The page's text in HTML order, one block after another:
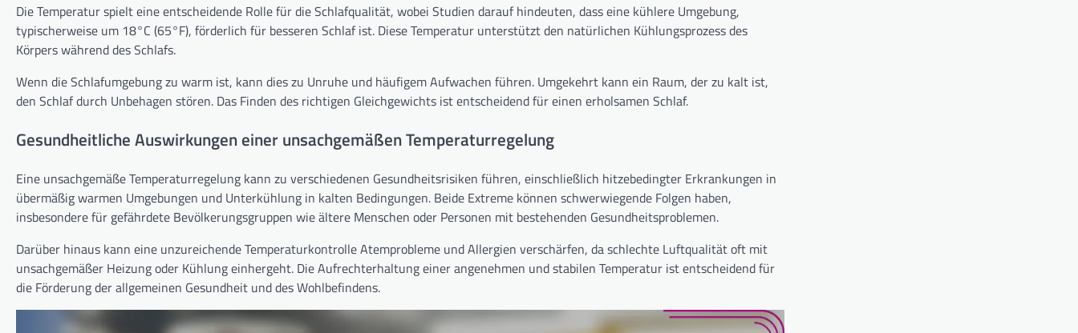
Die Temperatur spielt eine entscheidende Rolle für die Schlafqualität, wobei Studien darauf hindeuten, dass eine kühlere Umgebung,
typischerweise um 18°C (65°F), förderlich für besseren Schlaf ist. Diese Temperatur unterstützt den natürlichen Kühlungsprozess des
Körpers während des Schlafs.
Wenn die Schlafumgebung zu warm ist, kann dies zu Unruhe und häufigem Aufwachen führen. Umgekehrt kann ein Raum, der zu kalt ist,
den Schlaf durch Unbehagen stören. Das Finden des richtigen Gleichgewichts ist entscheidend für einen erholsamen Schlaf.
Gesundheitliche Auswirkungen einer unsachgemäßen Temperaturregelung
Eine unsachgemäße Temperaturregelung kann zu verschiedenen Gesundheitsrisiken führen, einschließlich hitzebedingter Erkrankungen in
übermäßig warmen Umgebungen und Unterkühlung in kalten Bedingungen. Beide Extreme können schwerwiegende Folgen haben,
insbesondere für gefährdete Bevölkerungsgruppen wie ältere Menschen oder Personen mit bestehenden Gesundheitsproblemen.
Darüber hinaus kann eine unzureichende Temperaturkontrolle Atemprobleme und Allergien verschärfen, da schlechte Luftqualität oft mit
unsachgemäßer Heizung oder Kühlung einhergeht. Die Aufrechterhaltung einer angenehmen und stabilen Temperatur ist entscheidend für
die Förderung der allgemeinen Gesundheit und des Wohlbefindens.